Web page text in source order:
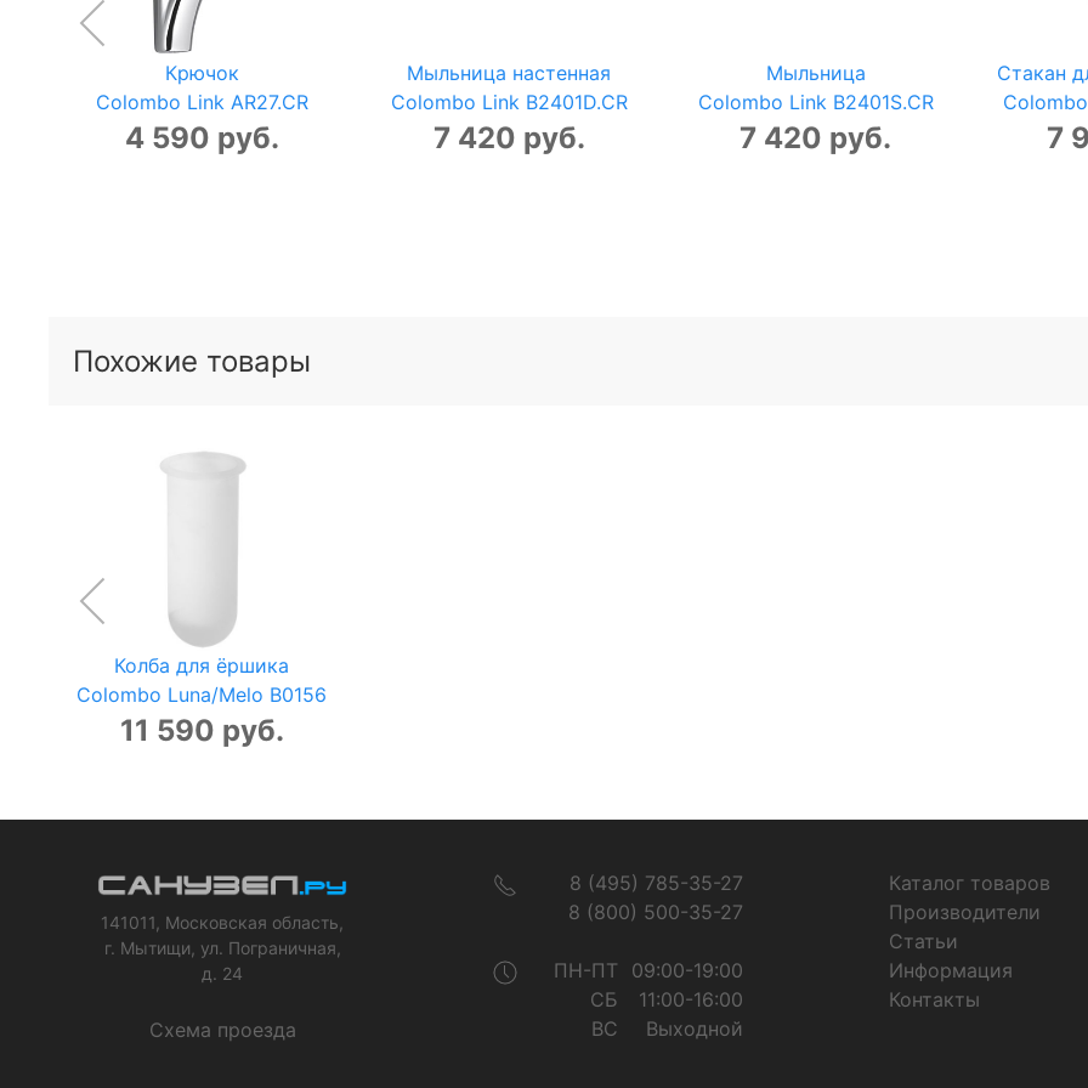
Крючок
Colombo Link AR27.CR
4 590 руб.
Мыльница настенная
Colombo Link B2401D.CR
7 420 руб.
Мыльница
Colombo Link B2401S.CR
7 420 руб.
Стакан
7
Похожие товары
Колба для ёршика
Colombo Luna/Melo B0156
11 590 руб.
141011, Московская область,
г. Мытищи, ул. Пограничная,
д. 24
Схема проезда
8 (495) 785-35-27
8 (800) 500-35-27
ПН-ПТ
09:00-19:00
СБ
11:00-16:00
ВС
Выходной
Каталог товаров
Производители
Статьи
Информация
Контакты